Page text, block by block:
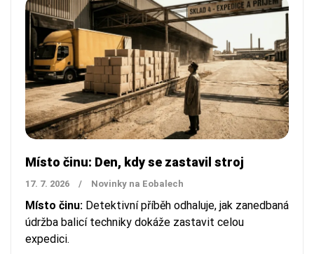
Místo činu: Den, kdy se zastavil stroj
17. 7. 2026 / Novinky na Eobalech
Místo činu: Detektivní příběh odhaluje, jak zanedbaná
údržba balicí techniky dokáže zastavit celou
expedici.